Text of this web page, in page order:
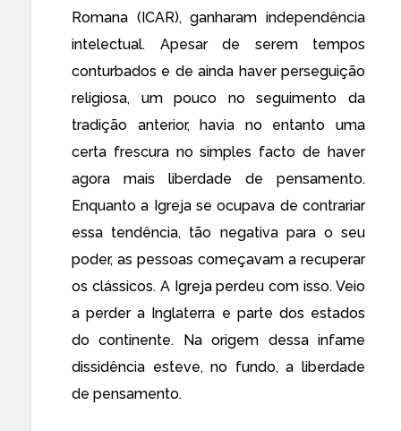
Romana (ICAR), ganharam independência
intelectual. Apesar de serem tempos
conturbados e de ainda haver perseguição
religiosa, um pouco no seguimento da
tradição anterior, havia no entanto uma
certa frescura no simples facto de haver
agora mais liberdade de pensamento.
Enquanto a Igreja se ocupava de contrariar
essa tendência, tão negativa para o seu
poder, as pessoas começavam a recuperar
os clássicos. A Igreja perdeu com isso. Veio
a perder a Inglaterra e parte dos estados
do continente. Na origem dessa infame
dissidência esteve, no fundo, a liberdade
de pensamento.